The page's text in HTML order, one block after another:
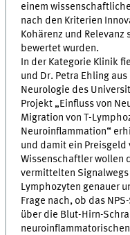
einem
nach den Kriterien
Kohärenz und
bewertet wurden.
In der Kategorie Klinik
und Dr. Petra Ehling
Neurologie des
Projekt „Einfluss von
Migration von T-
Neuroinflammation“
und damit ein Preisgeld
Wissenschaftler wollen
vermittelten Signalwegs
Lymphozyten genauer
Frage nach, ob das
über die Blut-Hirn-